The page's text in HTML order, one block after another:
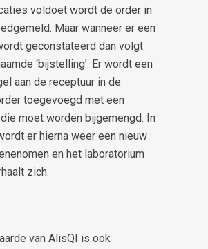
voldoet wordt de order in
Maar wanneer er een
geconstateerd dan volgt
‘bijstelling’. Er wordt een
aan de receptuur in de
toegevoegd met een
moet worden bijgemengd. In
er hierna weer een nieuw
en het laboratorium
zich.
van AlisQI is ook